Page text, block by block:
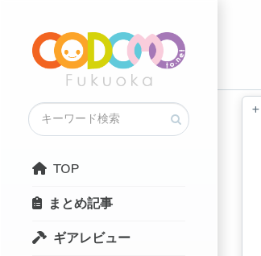
TOP
まとめ記事
ギアレビュー